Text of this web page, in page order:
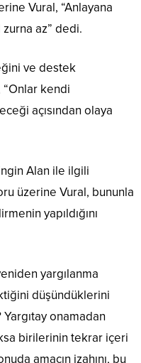
Vural, “Anlayana
az” dedi.
ve destek
kendi
açısından olaya
Alan ile ilgili
üzerine Vural, bununla
yapıldığını
yargılanma
düşündüklerini
onamadan
birilerinin tekrar içeri
amacın izahını, bu